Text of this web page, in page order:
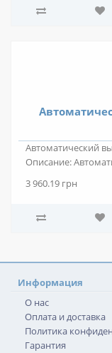
Автоматический
Описание:
3 960.19 грн
Информация
О нас
Оплата и доставка
Политика
Гарантия